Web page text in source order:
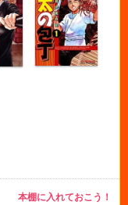
本棚に入れておこう！